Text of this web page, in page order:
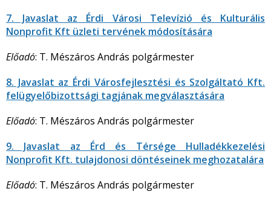
7. Javaslat az Érdi Városi Televízió és Kulturális
Nonprofit Kft üzleti tervének módosítására
Előadó: T. Mészáros András polgármester
8. Javaslat az Érdi Városfejlesztési és Szolgáltató Kft.
felügyelőbizottsági tagjának megválasztására
Előadó: T. Mészáros András polgármester
9. Javaslat az Érd és Térsége Hulladékkezelési
Nonprofit Kft. tulajdonosi döntéseinek meghozatalára
Előadó: T. Mészáros András polgármester